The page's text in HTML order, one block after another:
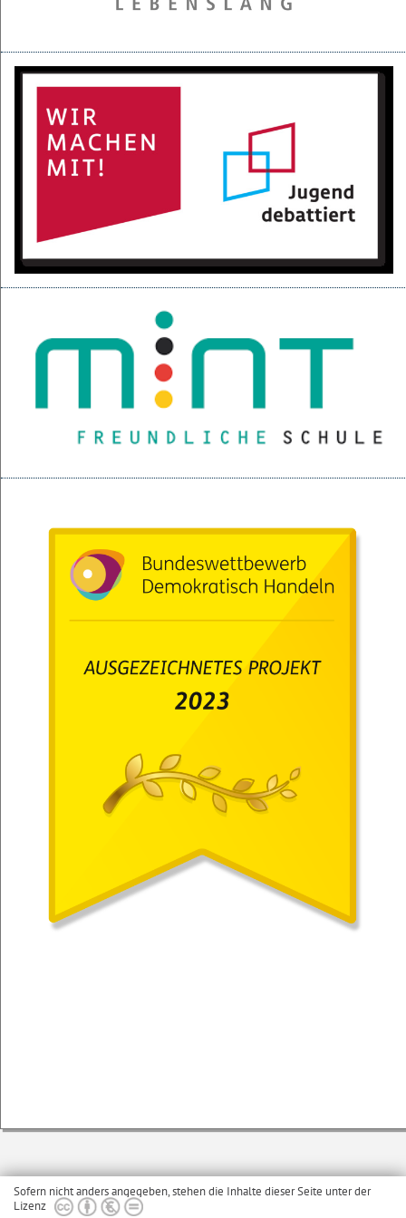
Projektpräsentation der 6d für den BGC
16.05.2025
Kurzfilme über den Izmir-Austausch im Kino
22.04.2025
KI-Fortbildung der Lehrerschaft
Null-Tage-Feier und Ferien!
Sofern nicht anders angegeben, stehen die Inhalte dieser Seite unter der
Lizenz